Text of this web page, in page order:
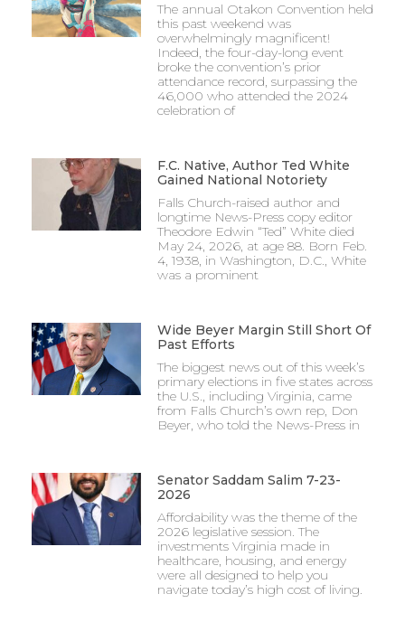
The annual Otakon Convention held
this past weekend was
overwhelmingly magnificent!
Indeed, the four-day-long event
broke the convention’s prior
attendance record, surpassing the
46,000 who attended the 2024
celebration of
F.C. Native, Author Ted White
Gained National Notoriety
Falls Church-raised author and
longtime News-Press copy editor
Theodore Edwin “Ted” White died
May 24, 2026, at age 88. Born Feb.
4, 1938, in Washington, D.C., White
was a prominent
Wide Beyer Margin Still Short Of
Past Efforts
The biggest news out of this week’s
primary elections in five states across
the U.S., including Virginia, came
from Falls Church’s own rep, Don
Beyer, who told the News-Press in
Senator Saddam Salim 7-23-
2026
Affordability was the theme of the
2026 legislative session. The
investments Virginia made in
healthcare, housing, and energy
were all designed to help you
navigate today’s high cost of living.